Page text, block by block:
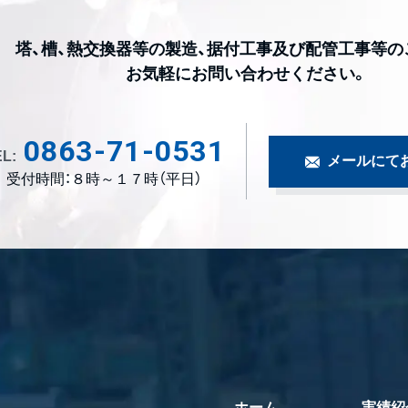
塔、槽、熱交換器等の製造、据付工事及び配管工事等の
お気軽にお問い合わせください。
0863-71-0531
受付時間：８時～１７時（平日）
メールにて